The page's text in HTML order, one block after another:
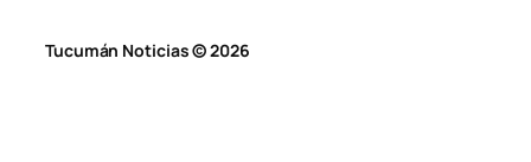
Tucumán Noticias © 2026